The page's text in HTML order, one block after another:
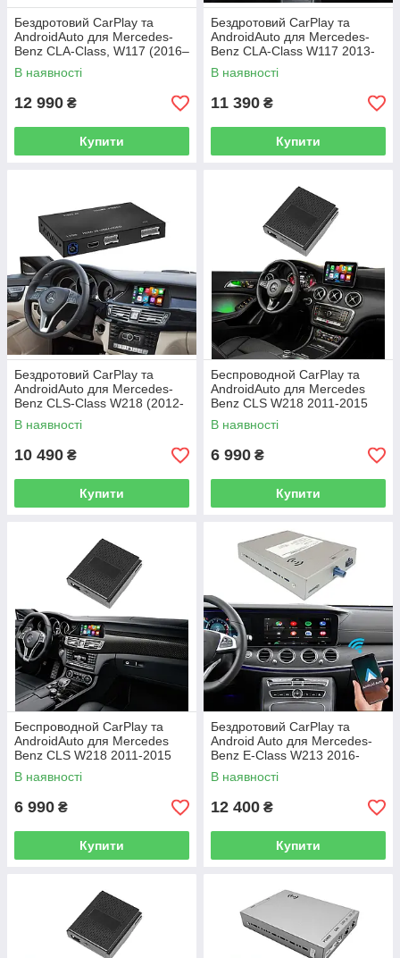
Бездротовий CarPlay та
AndroidAuto для Mercedes-
Benz CLA-Class, W117 (2016–
2018) (NTG 5.0 / 5.1 System)
В наявності
12 990 ₴
Купити
Бездротовий CarPlay та
AndroidAuto для Mercedes-
Benz CLA-Class W117 2013-
2014 (NTG 4.5 / 4.7 System)
В наявності
11 390 ₴
Купити
Бездротовий CarPlay та
AndroidAuto для Mercedes-
Benz CLS-Class W218 (2012-
2015) (NTG 4.5 / 4.7 System)
В наявності
10 490 ₴
Купити
Беспроводной CarPlay та
AndroidAuto для Mercedes
Benz CLS W218 2011-2015
(NTG 4.5 System)
В наявності
6 990 ₴
Купити
Беспроводной CarPlay та
AndroidAuto для Mercedes
Benz CLS W218 2011-2015
(NTG 4.5 System)
В наявності
6 990 ₴
Купити
Бездротовий CarPlay та
Android Auto для Mercedes-
Benz E-Class W213 2016-
2020 (система NTG 5.5).
В наявності
12 400 ₴
Купити